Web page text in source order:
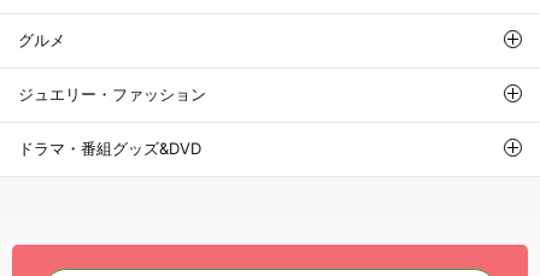
グルメ
ジュエリー・ファッション
ドラマ・番組グッズ&DVD